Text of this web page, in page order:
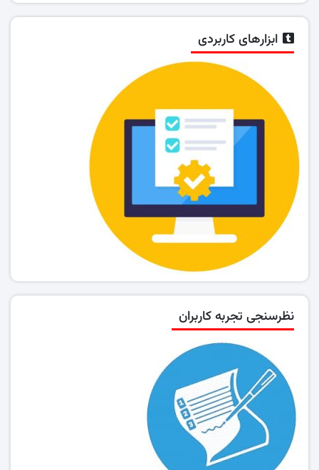
ابزارهای کاربردی
نظرسنجی تجربه کاربران